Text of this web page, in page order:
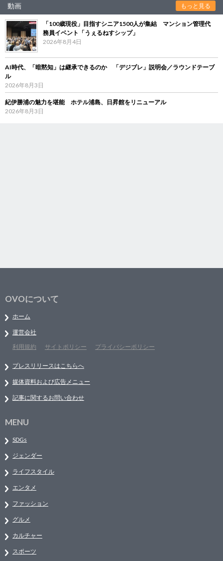
動画 もっと見る
「100歳現役」目指すシニア1500人が集結 マンション管理代
務員イベント「うぇるねすシップ」
2026年8月4日
AI時代、「暗黙知」は継承できるのか 「デジブレ」説明会／ラウンドテーブ
ル
2026年8月3日
紀伊勝浦の魅力を堪能 ホテル浦島、日昇館をリニューアル
2026年8月3日
OVOについて
ホーム
運営会社
利用規約
サイトポリシー プライバシーポリシー
プレスリリースはこちらへ
媒体資料および広告メニュー
記事に関するお問い合わせ
MENU
SDGs
ジェンダー
ライフスタイル
エンタメ
ファッション
グルメ
カルチャー
スポーツ